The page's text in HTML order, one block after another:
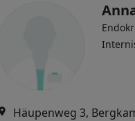
Häupenweg 3,